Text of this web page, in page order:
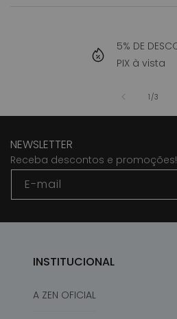
5% DE
PIX à vista
1 /de
3
NEWSLETTER
Receba descontos e promoções!
E-mail
INSTITUCIONAL
A ZEN OFICIAL